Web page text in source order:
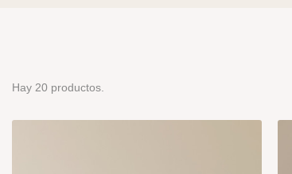
Hay 20 productos.